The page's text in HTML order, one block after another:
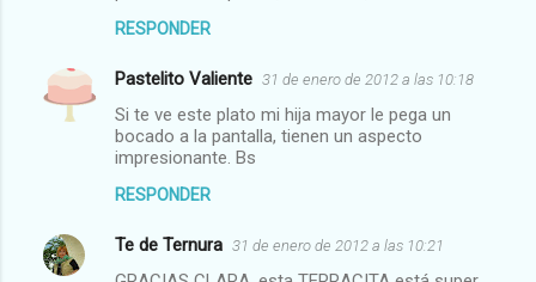
RESPONDER
Pastelito Valiente 31 de enero de 2012 a las 10:18
Si te ve este plato mi hija mayor le pega un
bocado a la pantalla, tienen un aspecto
impresionante. Bs
RESPONDER
Te de Ternura 31 de enero de 2012 a las 10:21